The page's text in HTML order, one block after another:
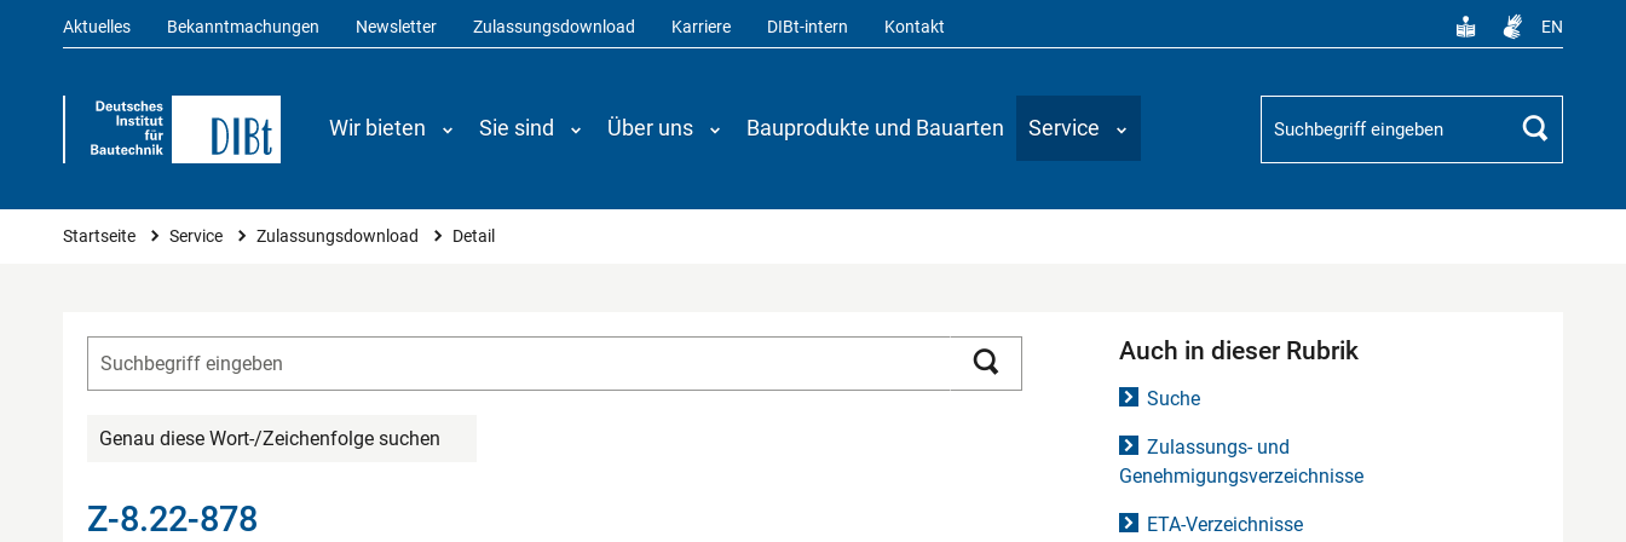
Aktuelles Bekanntmachungen Newsletter Zulassungsdownload Karriere DIBt-intern Kontakt EN
Wir bieten Sie sind Über uns Bauprodukte und Bauarten Service
Suchbegriff
Suchen
Sie sind hier
Startseite Service Zulassungsdownload Detail
Genau diese Wort-/Zeichenfolge suchen
Z-8.22-878
Auch in dieser Rubrik
Suche
Zulassungs- und
Genehmigungsverzeichnisse
ETA-Verzeichnisse